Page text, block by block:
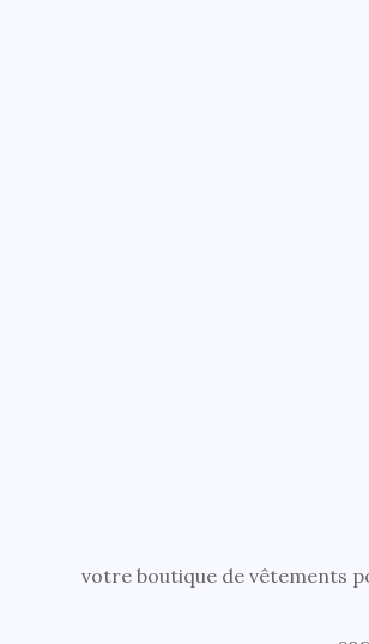
votre boutique de vêtements